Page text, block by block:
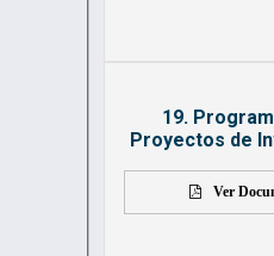
19.
Proyectos de
Ver